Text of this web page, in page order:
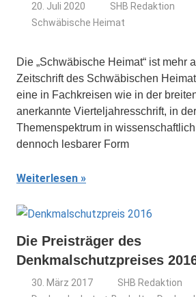
20. Juli 2020
SHB Redaktion
Schwäbische Heimat
Die „Schwäbische Heimat“ ist mehr
Zeitschrift des Schwäbischen
eine in Fachkreisen wie in der
anerkannte Vierteljahresschrift, in
Themenspektrum in
dennoch lesbarer Form
Weiterlesen
Die Preisträger des
Denkmalschutzpreises
30. März 2017
SHB Redaktion